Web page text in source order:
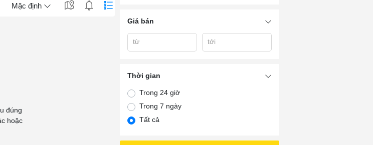
Mặc định
đúng
hoặc
Giá bán
từ tới
Thời gian
Trong 24 giờ
Trong 7 ngày
Tất cả